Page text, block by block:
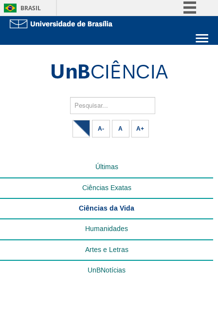
BRASIL
Acesso à informaçãoEstude na UnB
Pesquisar...
A- A A+
Últimas
Ciências Exatas
Ciências da Vida
Humanidades
Artes e Letras
UnBNotícias